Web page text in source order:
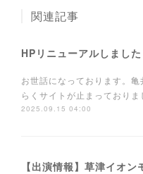
関連記事
HPリニューアルしました
お世話になっております。
らくサイトが止まっておりま
2025.09.15 04:00
【出演情報】草津イオン